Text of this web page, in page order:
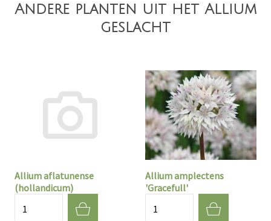
Andere planten uit het Allium
geslacht
Allium aflatunense
(hollandicum)
Allium amplectens
'Gracefull'